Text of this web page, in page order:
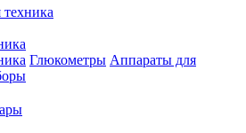
Глюкометры Аппараты для